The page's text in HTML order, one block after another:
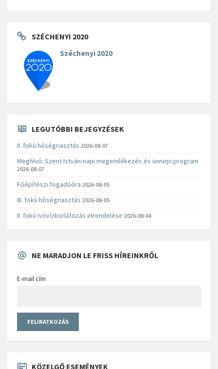
SZÉCHENYI 2020
Széchenyi 2020
LEGUTÓBBI BEJEGYZÉSEK
II. fokú hőségriasztás 2026-08-07
Meghívó: Szent István-napi megemlékezés és ünnepi program
2026-08-07
Főépítészi fogadóóra 2026-08-05
III. fokú hőségriasztás 2026-08-05
II. fokú ivóvízkorlátozás elrendelése 2026-08-04
NE MARADJON LE FRISS HÍREINKRŐL
E-mail cím
KÖZELGŐ ESEMÉNYEK